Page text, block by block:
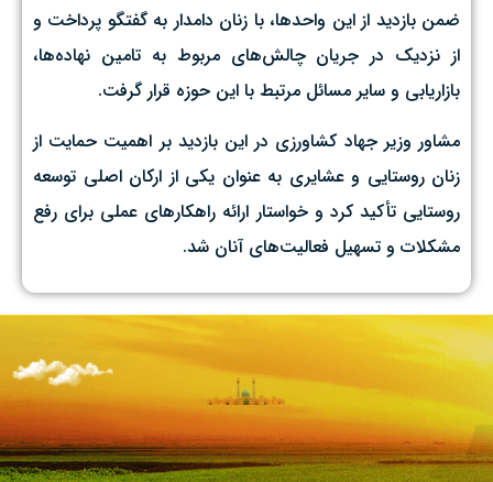
ضمن بازدید از این واحدها، با زنان دامدار به گفتگو پرداخت و
از نزدیک در جریان چالش‌های مربوط به تامین نهاده‌ها،
بازاریابی و سایر مسائل مرتبط با این حوزه قرار گرفت.
مشاور وزیر جهاد کشاورزی در این بازدید بر اهمیت حمایت از
زنان روستایی و عشایری به عنوان یکی از ارکان اصلی توسعه
روستایی تأکید کرد و خواستار ارائه راهکارهای عملی برای رفع
مشکلات و تسهیل فعالیت‌های آنان شد.